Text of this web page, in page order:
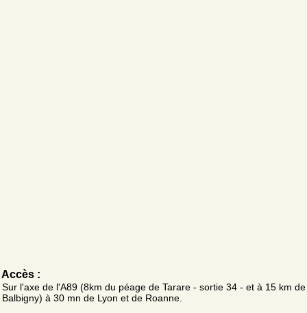
Accès :
Sur l'axe de l'A89 (8km du péage de Tarare - sortie 34 - et à 15 km de
Balbigny) à 30 mn de Lyon et de Roanne.